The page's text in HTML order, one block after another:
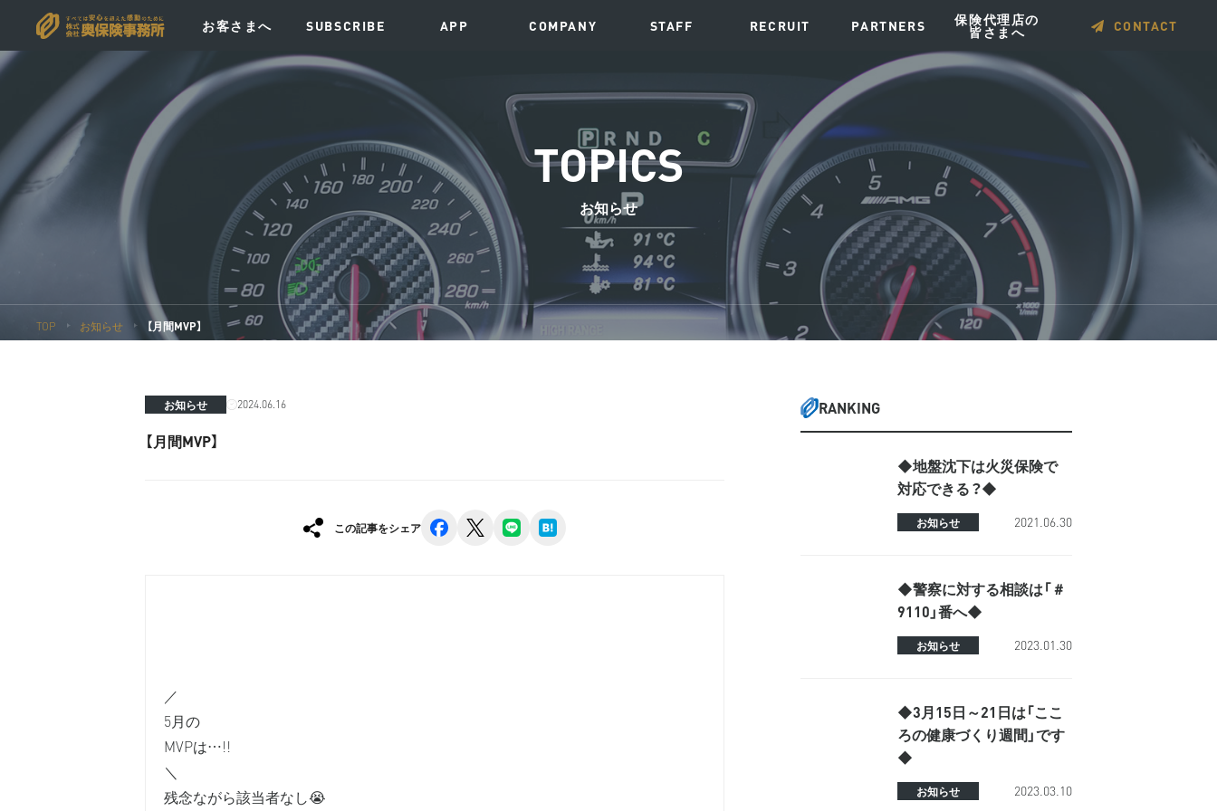
お客さまへ
VISION
SUBSCRIBE APP COMPANY STAFF RECRUIT PARTNERS 保険代理店の
皆さまへ CONTACT
TOPICS
お知らせ
TOP お知らせ 【月間MVP】
お知らせ 2024.06.16
【月間MVP】
この記事をシェア facebook line
／
5月の
MVPは…!!
＼
残念ながら該当者なし😭
RANKING
◆地盤沈下は火災保険で
対応できる？◆
お知らせ 2021.06.30
◆警察に対する相談は「＃
9110」番へ◆
お知らせ 2023.01.30
◆3月15日～21日は「ここ
ろの健康づくり週間」です
◆
お知らせ 2023.03.10